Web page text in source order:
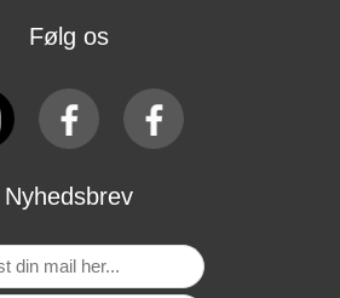
Følg os
Nyhedsbrev